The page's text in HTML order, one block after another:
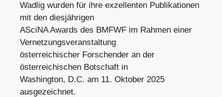
Wadlig wurden für ihre exzellenten Publikationen
mit den diesjährigen
ASciNA Awards des BMFWF im Rahmen einer
Vernetzungsveranstaltung
österreichischer Forschender an der
österreichischen Botschaft in
Washington, D.C. am 11. Oktober 2025
ausgezeichnet.